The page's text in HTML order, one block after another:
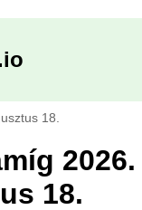
18.
2026.
18.